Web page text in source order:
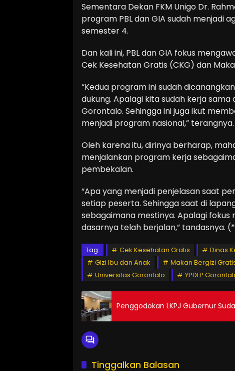
Sementara Dekan FKM Unigo Dr.
program PBL dan GIA sudah menjadi
semester 4.
Dan kali ini, PBL dan GIA fokus
Cek Kesehatan Gratis (CKG) dan
“Kedua program ini sudah
dukung. Apalagi kita sudah kerja
Gorontalo. Sehingga ini juga ikut
menjadi program nasional,” terangnya.
Oleh karena itu, dirinya berharap,
menjalankan program kerja
pembekalan.
“Apa yang menjadi penjelasan saat
setiap peserta. Sehingga saat di
sebagaimana mestinya. Apalagi
dasarnya telah berjalan,” tandasnya.
Tag: Cek Kesehatan Gratis Dinas
Gizi Ibu dan Anak
Makan Bergizi
Universitas Gorontalo
YPDLP
Penggodokan LKPJ Gubernur
Tinggalkan Balasan